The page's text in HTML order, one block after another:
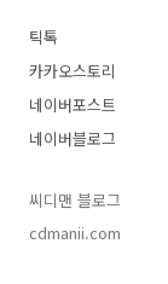
틱톡
카카오스토리
네이버포스트
네이버블로그
씨디맨 블로그
cdmanii.com